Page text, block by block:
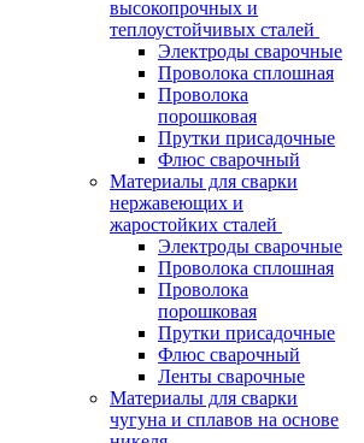
высокопрочных и
теплоустойчивых сталей
Электроды сварочные
Проволока сплошная
Проволока
порошковая
Прутки присадочные
Флюс сварочный
Материалы для сварки
нержавеющих и
жаростойких сталей
Электроды сварочные
Проволока сплошная
Проволока
порошковая
Прутки присадочные
Флюс сварочный
Ленты сварочные
Материалы для сварки
чугуна и сплавов на основе